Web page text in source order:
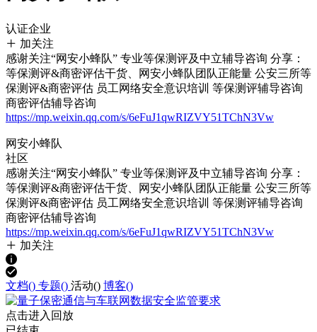
认证企业
加关注
感谢关注“网安小蜂队️” 专业等保测评及中立辅导咨询 分享：
等保测评&商密评估干货、网安小蜂队团队正能量 公安三所等
保测评&商密评估 ️员工网络安全意识培训 ️等保测评辅导咨询 ️
商密评估辅导咨询
https://mp.weixin.qq.com/s/6eFuJ1qwRIZVY51TChN3Vw
网安小蜂队
社区
感谢关注“网安小蜂队️” 专业等保测评及中立辅导咨询 分享：
等保测评&商密评估干货、网安小蜂队团队正能量 公安三所等
保测评&商密评估 ️员工网络安全意识培训 ️等保测评辅导咨询 ️
商密评估辅导咨询
https://mp.weixin.qq.com/s/6eFuJ1qwRIZVY51TChN3Vw
加关注
文档() 专题() 活动() 博客()
点击进入回放